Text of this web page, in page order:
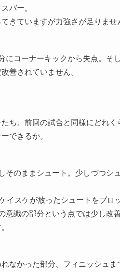
バー。
きていますが力強さが足りませ
にコーナーキックから失点。そ
善されていません。
ち。前回の試合と同様にどれ
できるか。
そのままシュート。少しづつシ
スケが放ったシュートをブロ
意識の部分という点では少し改
なかった部分、フィニッシュ